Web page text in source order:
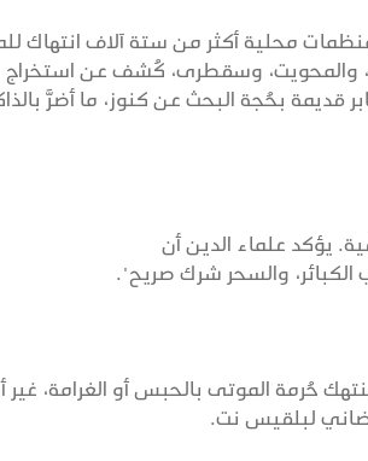
محلية أكثر من ستة آلاف انتهاك
والمحويت، وسقطرى، كُشف عن استخراج
بحُجة البحث عن كنوز، ما أضرَّ
يؤكد علماء الدين أن
والسحر شرك صريح".
مادة تعاقب من ينتهك حُرمة الموتى بالحبس أو الغرامة،
لبلقيس نت.